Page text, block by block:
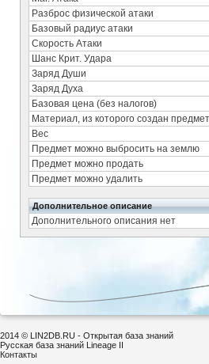
Разброс физической атаки
Базовый радиус атаки
Скорость Атаки
Шанс Крит. Удара
Заряд Души
Заряд Духа
Базовая цена (без налогов)
Материал, из которого создан предмет
Вес
Предмет можно выбросить на землю
Предмет можно продать
Предмет можно удалить
Дополнительное описание
Дополнительного описания нет
2014 © LIN2DB.RU - Открытая база знаний
Русская база знаний Lineage II
Контакты